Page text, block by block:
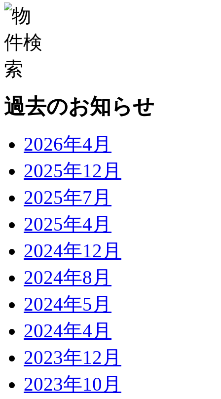
過去のお知らせ
2026年4月
2025年12月
2025年7月
2025年4月
2024年12月
2024年8月
2024年5月
2024年4月
2023年12月
2023年10月